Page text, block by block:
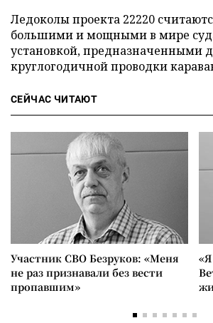
Ледоколы проекта 22220
большими и мощными в мире
установкой, предназначенными
круглогодичной проводки
СЕЙЧАС ЧИТАЮТ
Участник СВО Безруков: «Меня
не раз признавали без вести
пропавшим»